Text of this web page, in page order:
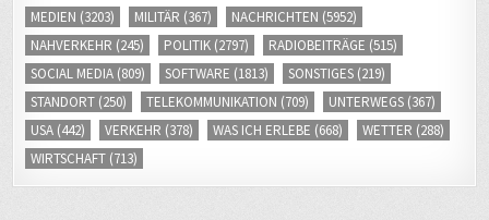
MEDIEN (3203) MILITÄR (367) NACHRICHTEN (5952)
NAHVERKEHR (245) POLITIK (2797) RADIOBEITRÄGE (515)
SOCIAL MEDIA (809) SOFTWARE (1813) SONSTIGES (219)
STANDORT (250) TELEKOMMUNIKATION (709) UNTERWEGS (367)
USA (442) VERKEHR (378) WAS ICH ERLEBE (668) WETTER (288)
WIRTSCHAFT (713)